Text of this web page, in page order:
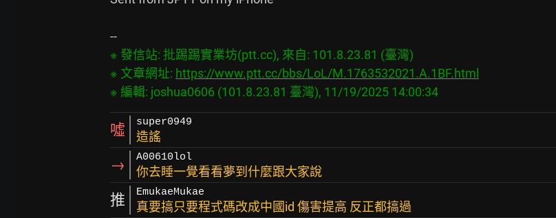
※ 發信站: 批踢踢實業坊(ptt.cc), 來自: 101.8.23.81 (臺灣)
※ 文章網址: https://www.ptt.cc/bbs/LoL/M.1763532021.A.1BF.html
噓 super0949
造謠
→ A00610lol
你去睡一覺看看夢到什麼跟大家說
推 EmukaeMukae
真要搞只要程式碼改成中國id 傷害提高 反正都搞過